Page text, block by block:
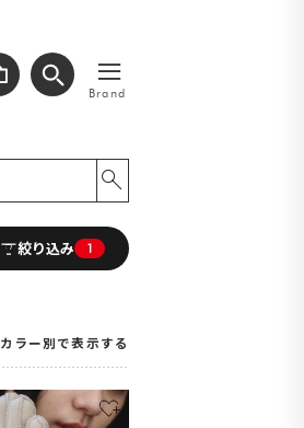
≡
Brand
絞り込み 1
カラー別で表示する